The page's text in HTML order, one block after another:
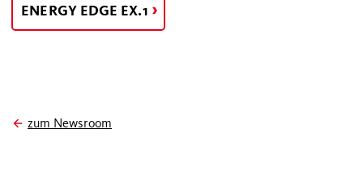
ENERGY EDGE EX.1
zum Newsroom